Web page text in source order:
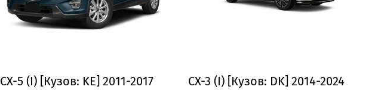
CX-5 (I) [Кузов: KE] 2011-2017 CX-3 (I) [Кузов: DK] 2014-2024